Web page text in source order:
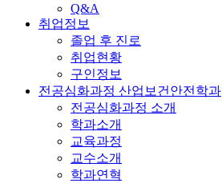
Q&A
취업정보
졸업 후 진로
취업현황
구인정보
전공심화과정 산업보건안전학과
전공심화과정 소개
학과소개
교육과정
교수소개
학과연혁